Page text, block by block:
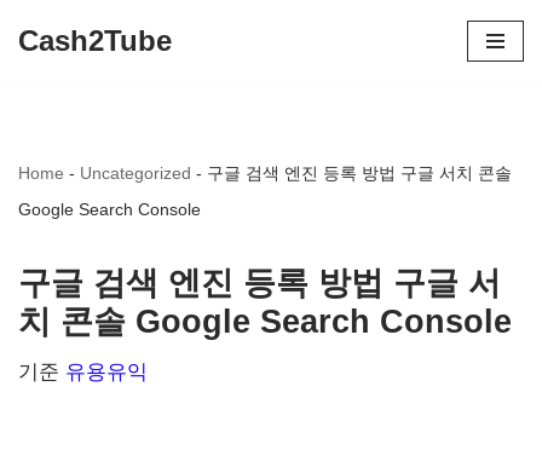
로
건
뛰
기
Cash2Tube
Home - Uncategorized - 구글 검색 엔진 등록 방법 구글 서치 콘솔
Google Search Console
구글 검색 엔진 등록 방법 구글 서
치 콘솔 Google Search Console
기준 유용유익